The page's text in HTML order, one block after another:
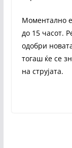
Моментално
до 15 часот.
одобри
тогаш ќе се
на струјата.